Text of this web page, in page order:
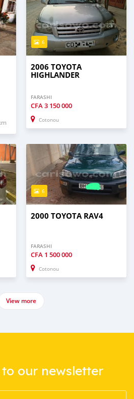
6
2006 TOYOTA
HIGHLANDER
FARASHI
CFA3 150 000
Cotonou
6
2000 TOYOTA RAV4
FARASHI
CFA 1 500 000
Cotonou
View more
our newsletter